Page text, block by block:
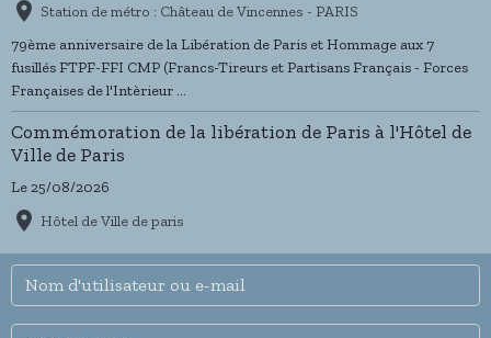
Station de métro : Château de Vincennes - PARIS
79ème anniversaire de la Libération de Paris et Hommage aux 7
fusillés FTPF-FFI CMP (Francs-Tireurs et Partisans Français - Forces
Françaises de l'Intèrieur ...
Commémoration de la libération de Paris à l'Hôtel de
Ville de Paris
Le 25/08/2026
Hôtel de Ville de paris